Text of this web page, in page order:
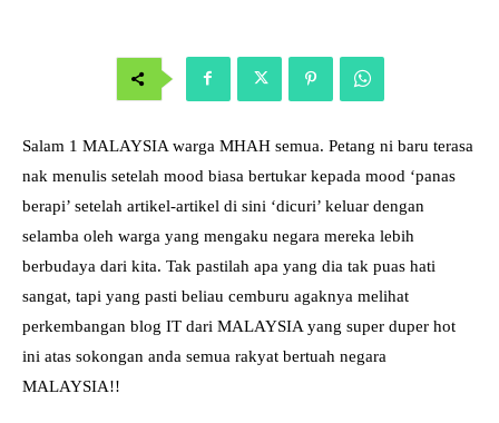
Salam 1 MALAYSIA warga MHAH semua. Petang ni baru terasa
nak menulis setelah mood biasa bertukar kepada mood ‘panas
berapi’ setelah artikel-artikel di sini ‘dicuri’ keluar dengan
selamba oleh warga yang mengaku negara mereka lebih
berbudaya dari kita. Tak pastilah apa yang dia tak puas hati
sangat, tapi yang pasti beliau cemburu agaknya melihat
perkembangan blog IT dari MALAYSIA yang super duper hot
ini atas sokongan anda semua rakyat bertuah negara
MALAYSIA!!